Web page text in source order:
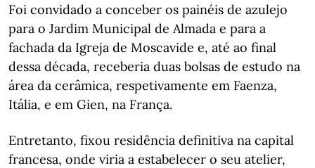
Foi convidado a conceber os painéis de azulejo
para o Jardim Municipal de Almada e para a
fachada da Igreja de Moscavide e, até ao final
dessa década, receberia duas bolsas de estudo na
área da cerâmica, respetivamente em Faenza,
Itália, e em Gien, na França.
Entretanto, fixou residência definitiva na capital
francesa, onde viria a estabelecer o seu atelier,